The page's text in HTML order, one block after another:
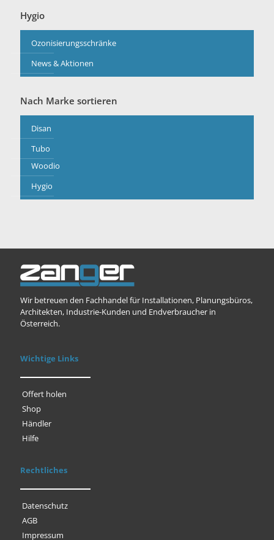
Hygio
Ozonisierungsschränke
News & Aktionen
Nach Marke sortieren
Disan
Tubo
Woodio
Hygio
Wir betreuen den Fachhandel für Installationen, Planungsbüros,
Architekten, Industrie-Kunden und Endverbraucher in
Österreich.
Wichtige Links
Offert holen
Shop
Händler
Hilfe
Rechtliches
Datenschutz
AGB
Impressum